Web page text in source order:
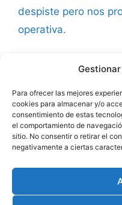
Para ofrecer las mejores
cookies para almacenar y/o
consentimiento de estas
el comportamiento de
sitio. No consentir o retirar el
negativamente a ciertas
despiste pero nos
operativa.
Advertencia
Política de privacidad
Aviso legal
Política de cookies